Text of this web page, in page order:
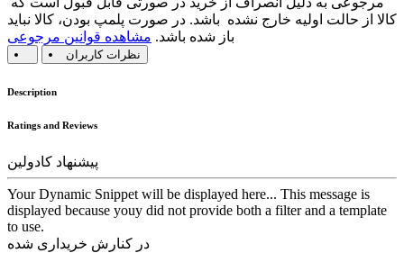
کالا از حالت اولیه خارج نشده باشد. در صورت پلمپ بودن، کالا نباید
باز شده باشد. مشاهده قوانین مرجوعی
نظرات کاربران
Description
Ratings and Reviews
پیشنهاد کادولین
Your Dynamic Snippet will be displayed here... This message is
displayed because youy did not provide both a filter and a template
to use.
در کنارش خریداری شده